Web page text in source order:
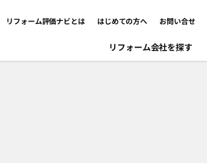
リフォーム評価ナビとは はじめての方へ お問い合せ
リフォーム会社を探す